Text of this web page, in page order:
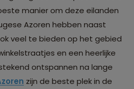
manier om deze eilanden
Azoren hebben naast
veel te bieden op het gebied
en een heerlijke
ontspannen na lange
zijn de beste plek in de